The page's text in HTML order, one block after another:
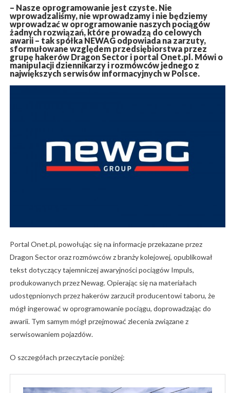
– Nasze oprogramowanie jest czyste. Nie
wprowadzaliśmy, nie wprowadzamy i nie będziemy
wprowadzać w oprogramowanie naszych pociągów
żadnych rozwiązań, które prowadzą do celowych
awarii – tak spółka NEWAG odpowiada na zarzuty,
sformułowane względem przedsiębiorstwa przez
grupę hakerów Dragon Sector i portal Onet.pl. Mówi o
manipulacji dziennikarzy i rozmówców jednego z
największych serwisów informacyjnych w Polsce.
Portal Onet.pl, powołując się na informacje przekazane przez
Dragon Sector oraz rozmówców z branży kolejowej, opublikował
tekst dotyczący tajemniczej awaryjności pociągów Impuls,
produkowanych przez Newag. Opierając się na materiałach
udostępnionych przez hakerów zarzucił producentowi taboru, że
mógł ingerować w oprogramowanie pociągu, doprowadzając do
awarii. Tym samym mógł przejmować zlecenia związane z
serwisowaniem pojazdów.
O szczegółach przeczytacie poniżej: